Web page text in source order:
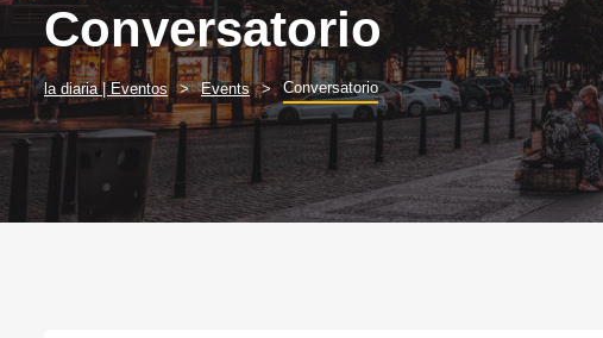
Conversatorio
la diaria | Eventos Events Conversatorio